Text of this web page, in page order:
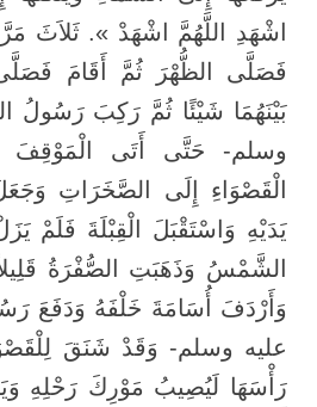
اشْهَدِ اللَّهُمَّ اشْهَدْ ». ثَلاَثَ
فَصَلَّى الظُّهْرَ ثُمَّ أَقَامَ
بَيْنَهُمَا شَيْئًا ثُمَّ رَكِبَ رَسُولُ
وسلم- حَتَّى أَتَى الْمَوْقِفَ
الْقَصْوَاءِ إِلَى الصَّخَرَاتِ
يَدَيْهِ وَاسْتَقْبَلَ الْقِبْلَةَ فَلَمْ
الشَّمْسُ وَذَهَبَتِ الصُّفْرَةُ
وَأَرْدَفَ أُسَامَةَ خَلْفَهُ وَدَفَعَ
عليه وسلم- وَقَدْ شَنَقَ
رَأْسَهَا لَيُصِيبُ مَوْرِكَ رَحْلِهِ